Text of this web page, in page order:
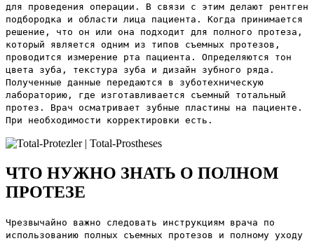
для проведения операции. В связи с этим делают рентген
подбородка и области лица пациента. Когда принимается
решение, что он или она подходит для полного протеза,
который является одним из типов съемных протезов,
проводится измерение рта пациента. Определяются тон
цвета зуба, текстура зуба и дизайн зубного ряда.
Полученные данные передаются в зуботехническую
лабораторию, где изготавливается съемный тотальный
протез. Врач осматривает зубные пластины на пациенте.
При необходимости корректировки есть.
ЧТО НУЖНО ЗНАТЬ О ПОЛНОМ
ПРОТЕЗЕ
Чрезвычайно важно следовать инструкциям врача по
использованию полных съемных протезов и полному уходу